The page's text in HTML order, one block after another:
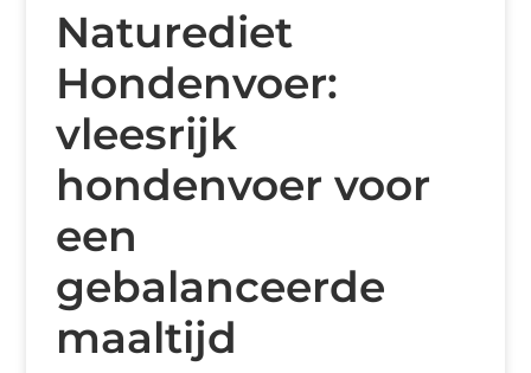
Naturediet
Hondenvoer:
vleesrijk
hondenvoer voor
een
gebalanceerde
maaltijd